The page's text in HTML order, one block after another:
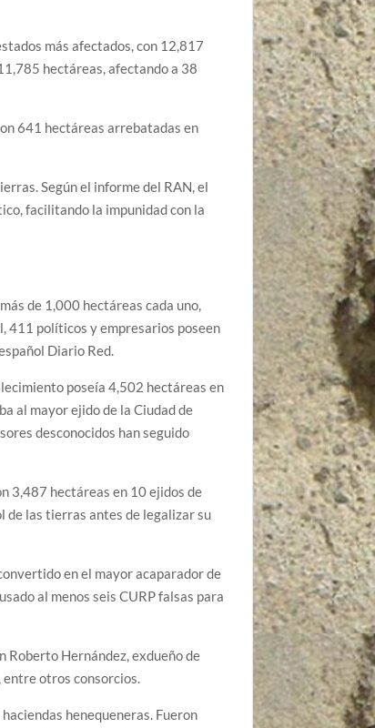
más afectados, con 12,817
hectáreas, afectando a 38
641 hectáreas arrebatadas en
Según el informe del RAN, el
facilitando la impunidad con la
de 1,000 hectáreas cada uno,
411 políticos y empresarios poseen
Diario Red.
poseía 4,502 hectáreas en
al mayor ejido de la Ciudad de
desconocidos han seguido
3,487 hectáreas en 10 ejidos de
de las tierras antes de legalizar su
en el mayor acaparador de
al menos seis CURP falsas para
Roberto Hernández, exdueño de
entre otros consorcios.
henequeneras. Fueron